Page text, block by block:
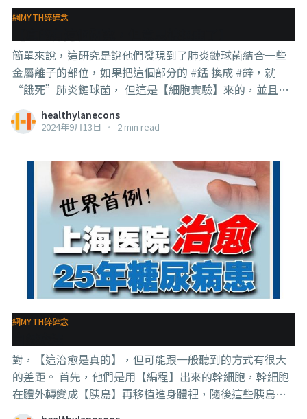
網MYTH碎碎念
簡單來說，這研究是說他們發現到了肺炎鏈球菌結合一些
金屬離子的部位，如果把這個部分的 #錳 換成 #鋅，就
“餓死”肺炎鏈球菌， 但這是【細胞實驗】來的，並且需
要用到他們【另外設計的蛋白質】作為導入工具， 研究作
者也如此說：With this new information we can start to
target and block these essential transporters. 所以這就
跟“癌細胞會吃糖，癌細胞會吃glutamine”的那些研究
一樣，都是找到癌細胞或細菌吃某些東西的“嘴巴”，然
後找方法“堵住”那個嘴巴，讓它們“餓死”， 這些都屬
於設計藥物的前驅研究，
healthylanecons
2024年9月13日 • 2 min read
網MYTH碎碎念
對，【這治愈是真的】，但可能跟一般聽到的方式有很大
的差距。 首先，他們是用【編程】出來的幹細胞，幹細胞
在體外轉變成【胰島】再移植進身體裡，隨後這些胰島生
產了【胰島素】，讓患者【不需要再注射】胰島素。 所以